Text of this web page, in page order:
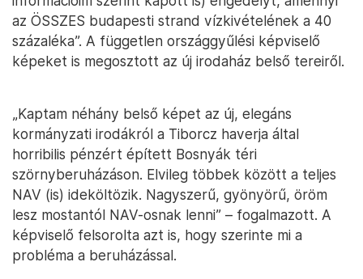
az ÖSSZES budapesti strand vízkivételének a 40
százaléka”. A független országgyűlési képviselő
képeket is megosztott az új irodaház belső tereiről.
„Kaptam néhány belső képet az új, elegáns
kormányzati irodákról a Tiborcz haverja által
horribilis pénzért épített Bosnyák téri
szörnyberuházáson. Elvileg többek között a teljes
NAV (is) ideköltözik. Nagyszerű, gyönyörű, öröm
lesz mostantól NAV-osnak lenni” – fogalmazott. A
képviselő felsorolta azt is, hogy szerinte mi a
probléma a beruházással.